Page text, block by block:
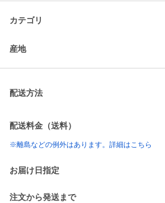
カテゴリ
産地
配送方法
配送料金（送料）
※離島などの例外はあります。詳細はこちら
お届け日指定
注文から発送まで